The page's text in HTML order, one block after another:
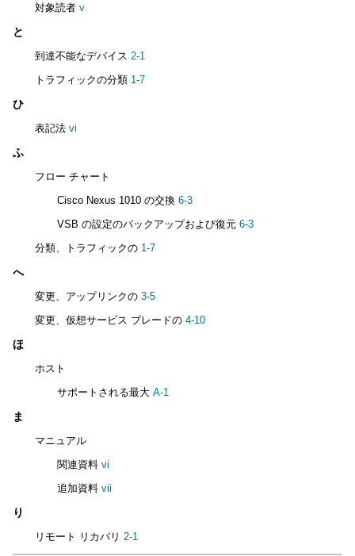
対象読者 v
と
到達不能なデバイス 2-1
トラフィックの分類 1-7
ひ
表記法 vi
ふ
フロー チャート
Cisco Nexus 1010 の交換 6-3
VSB の設定のバックアップおよび復元 6-3
分類、トラフィックの 1-7
へ
変更、アップリンクの 3-5
変更、仮想サービス ブレードの 4-10
ほ
ホスト
サポートされる最大 A-1
ま
マニュアル
関連資料 vi
追加資料 vii
り
リモート リカバリ 2-1